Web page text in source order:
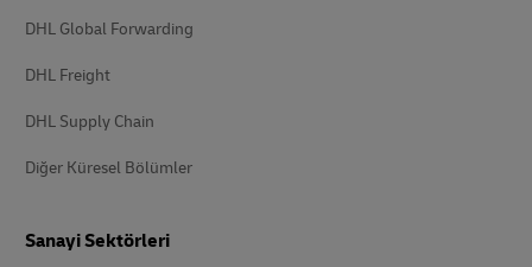
DHL Global Forwarding
DHL Freight
DHL Supply Chain
Diğer Küresel Bölümler
Sanayi Sektörleri